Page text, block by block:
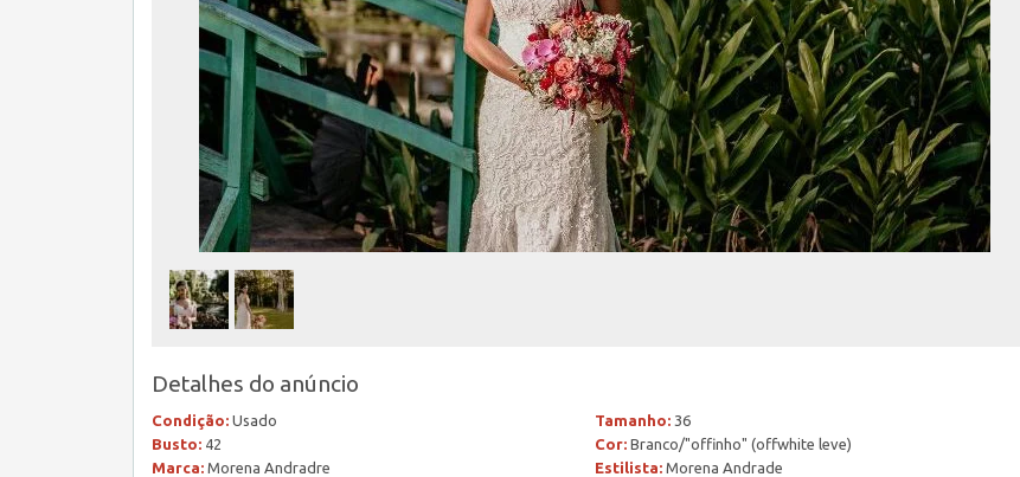
Detalhes do anúncio
Condição: Usado Tamanho: 36
Busto: 42 Cor: Branco/"offinho" (offwhite leve)
Marca: Morena Andradre Estilista: Morena Andrade